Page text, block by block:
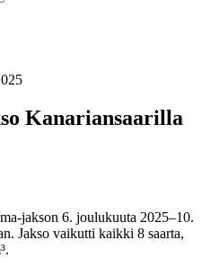
Kanariansaarilla
jakson 6. joulukuuta 2025–10.
Jakso vaikutti kaikki 8 saarta,